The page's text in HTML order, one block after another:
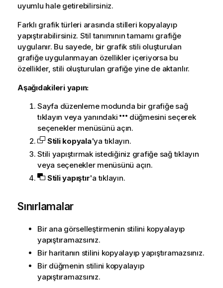
uyumlu hale getirebilirsiniz.
Farklı grafik türleri arasında stilleri kopyalayıp
yapıştırabilirsiniz. Stil tanımının tamamı grafiğe
uygulanır. Bu sayede, bir grafik stili oluşturulan
grafiğe uygulanmayan özellikler içeriyorsa bu
özellikler, stili oluşturulan grafiğe yine de aktarılır.
Aşağıdakileri yapın:
Sayfa düzenleme modunda bir grafiğe sağ
tıklayın veya yanındaki
düğmesini seçerek
seçenekler menüsünü açın.
Stili kopyala'ya tıklayın.
Stili yapıştırmak istediğiniz grafiğe sağ tıklayın
veya seçenekler menüsünü açın.
Stili yapıştır'a tıklayın.
Sınırlamalar
Bir ana görselleştirmenin stilini kopyalayıp
yapıştıramazsınız.
Bir haritanın stilini kopyalayıp yapıştıramazsınız.
Bir düğmenin stilini kopyalayıp
yapıştıramazsınız.